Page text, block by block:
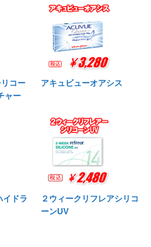
コー
ャー
アキュビューオアシス
イドラ
２ウィークリフレアシリコ
ーンUV